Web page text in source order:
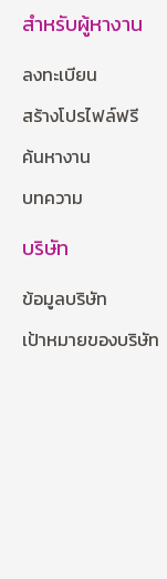
สำหรับผู้หางาน
ลงทะเบียน
สร้างโปรไฟล์ฟรี
ค้นหางาน
บทความ
บริษัท
ข้อมูลบริษัท
เป้าหมายของบริษัท